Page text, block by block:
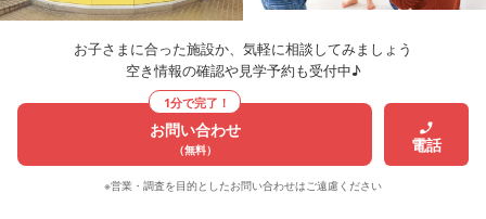
お子さまに合った施設か、気軽に相談してみましょう
空き情報の確認や見学予約も受付中♪
1分で完了！
お問い合わせ
（無料） 電話
※営業・調査を目的としたお問い合わせはご遠慮ください